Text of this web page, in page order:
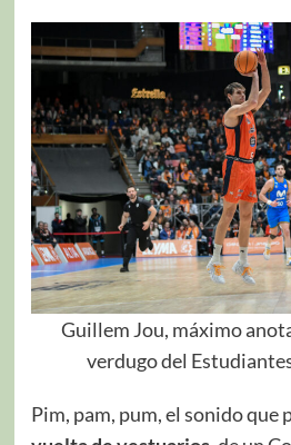
Guillem Jou, máximo
verdugo del
Pim, pam, pum, el sonido que